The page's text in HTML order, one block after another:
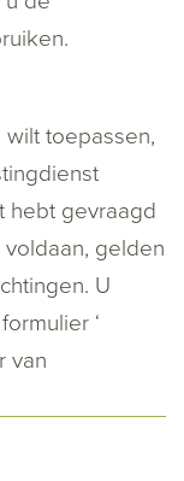
toepassen,
hebt gevraagd
gelden
U
‘
van